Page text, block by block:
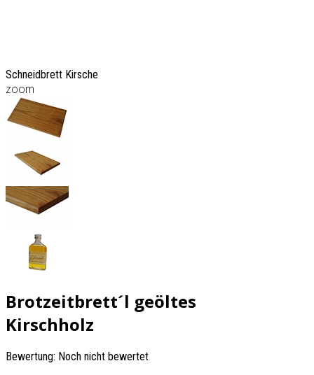
Schneidbrett Kirsche
zoom
Brotzeitbrett´l geöltes
Kirschholz
Bewertung: Noch nicht bewertet